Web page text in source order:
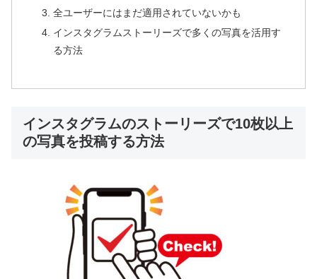
全ユーザーにはまだ適用されていないかも
インスタグラムストーリーズで多くの写真を活用す
る方法
インスタグラムのストーリーズで10枚以上
の写真を投稿する方法